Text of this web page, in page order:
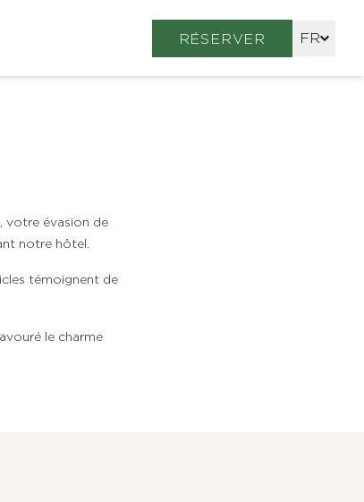
RÉSERVER FR
EN
votre évasion de
notre hôtel.
témoignent de
le charme